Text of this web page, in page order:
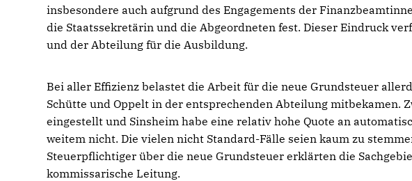
insbesondere auch aufgrund des Engagements der
die Staatssekretärin und die Abgeordneten fest. Dieser Eindruck
und der Abteilung für die Ausbildung.
Bei aller Effizienz belastet die Arbeit für die neue Grundsteuer
Schütte und Oppelt in der entsprechenden Abteilung mitbekamen.
eingestellt und Sinsheim habe eine relativ hohe Quote an
weitem nicht. Die vielen nicht Standard-Fälle seien kaum zu
Steuerpflichtiger über die neue Grundsteuer erklärten die
kommissarische Leitung.